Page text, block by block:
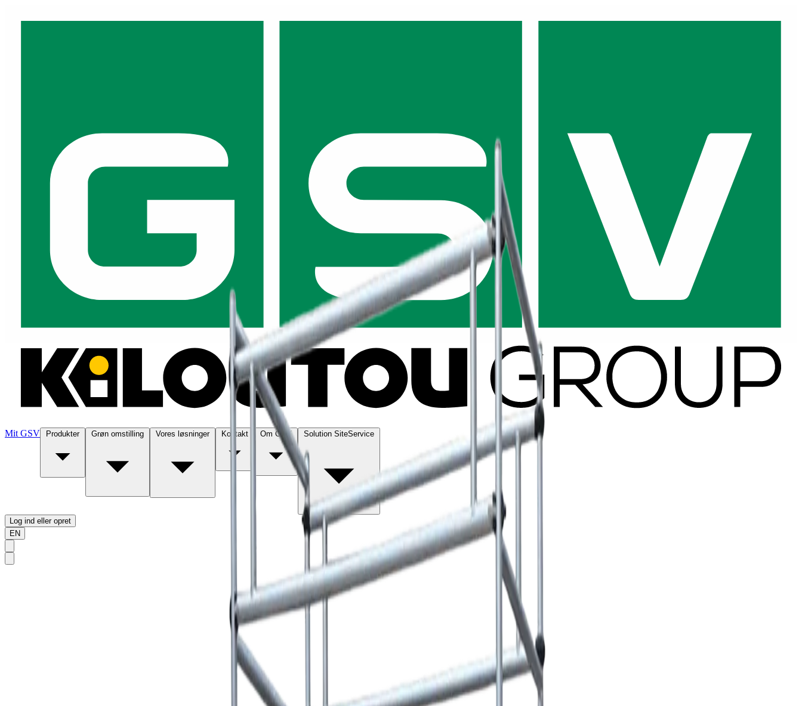
Mit GSV Produkter Grøn omstilling Vores løsninger Kontakt Om GSV Solution SiteService
Log ind eller opret
EN